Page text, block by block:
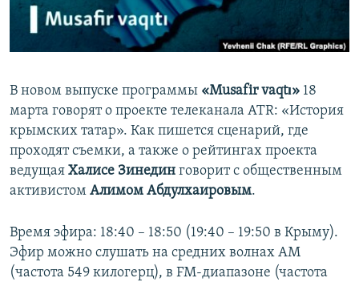
ПОБЕДИТЕЛЕЙ НЕ СУДЯТ?
КРЫМ.НЕПОКОРЕННЫЙ
УКРАИНСКАЯ ПРОБЛЕМА КРЫМА
ПРИСОЕДИНЯЙТЕСЬ!
Все сайты RFE/RL
В новом выпуске программы «Musafir vaqtı» 18
марта говорят о проекте телеканала АТR: «История
крымских татар». Как пишется сценарий, где
проходят съемки, а также о рейтингах проекта
ведущая Халисе Зинедин говорит с общественным
активистом Алимом Абдулхаировым.
Время эфира: 18:40 – 18:50 (19:40 – 19:50 в Крыму).
Эфир можно слушать на средних волнах AM
(частота 549 килогерц), в FM-диапазоне (частота